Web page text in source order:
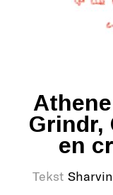
Grindr,
en
Tekst